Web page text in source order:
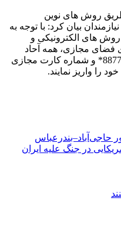
روش های نوین
بیان کرد: با توجه به
های الکترونیکی و
فضای مجازی، همه آحاد
*8877* و شماره کارت مجازی
حاجی‌آباد–بندرعباس
در جنگ علیه ایران